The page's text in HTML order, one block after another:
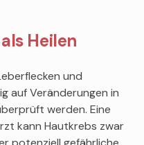
Heilen
und
auf Veränderungen in
werden. Eine
kann Hautkrebs zwar